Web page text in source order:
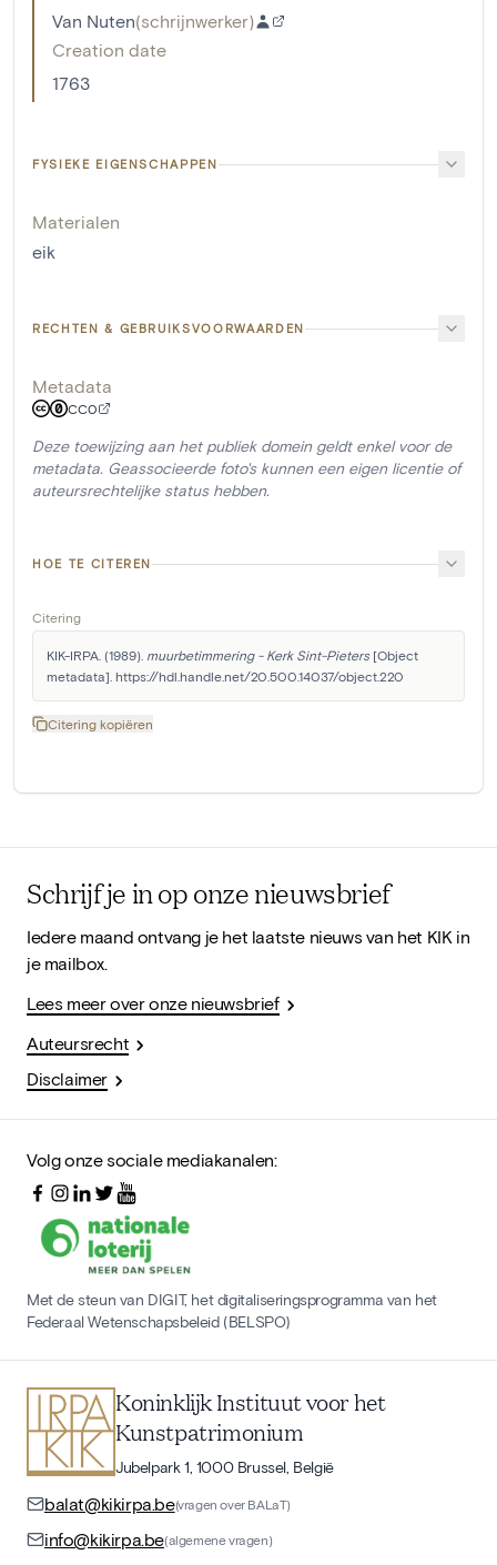
Van Nuten(schrijnwerker)
Creation date
1763
FYSIEKE EIGENSCHAPPEN
Materialen
eik
RECHTEN & GEBRUIKSVOORWAARDEN
Metadata
CC0
Deze toewijzing aan het publiek domein geldt enkel voor de
metadata. Geassocieerde foto's kunnen een eigen licentie of
auteursrechtelijke status hebben.
HOE TE CITEREN
Citering
KIK-IRPA. (1989). muurbetimmering - Kerk Sint-Pieters [Object
metadata]. https://hdl.handle.net/20.500.14037/object.220
Citering kopiëren
Schrijf je in op onze nieuwsbrief
Iedere maand ontvang je het laatste nieuws van het KIK in
je mailbox.
Lees meer over onze nieuwsbrief
Auteursrecht
Disclaimer
Volg onze sociale mediakanalen:
Met de steun van DIGIT, het digitaliseringsprogramma van het
Federaal Wetenschapsbeleid (BELSPO)
Koninklijk Instituut voor het
Kunstpatrimonium
Jubelpark 1, 1000 Brussel, België
balat@kikirpa.be(vragen over BALaT)
info@kikirpa.be(algemene vragen)